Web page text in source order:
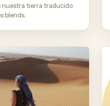
nuestra tierra traducido
blends.